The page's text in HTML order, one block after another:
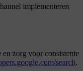
implementeren
en zorg voor consistente
search.